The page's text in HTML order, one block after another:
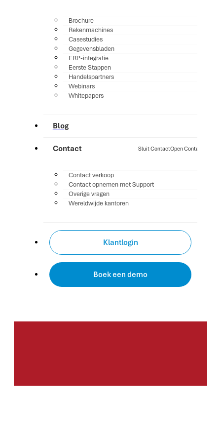
Brochure
Rekenmachines
Casestudies
Gegevensbladen
ERP-integratie
Eerste Stappen
Handelspartners
Webinars
Whitepapers
Blog
Contact Sluit ContactOpen Contact
Contact verkoop
Contact opnemen met Support
Overige vragen
Wereldwijde kantoren
Klantlogin
Boek een demo